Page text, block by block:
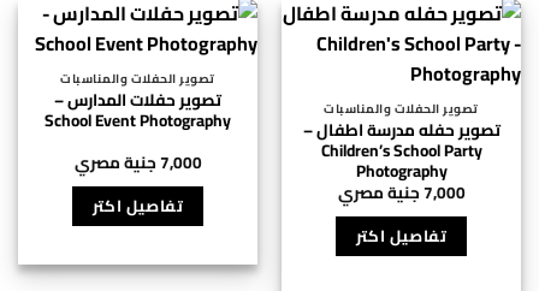
تصوير الحفلات والمناسبات
تصوير حفله مدرسة اطفال –
Children’s School Party
Photography
7,000جنية مصري
تفاصيل اكتر
تصوير الحفلات والمناسبات
تصوير حفلات المدارس –
School Event Photography
7,000جنية مصري
تفاصيل اكتر